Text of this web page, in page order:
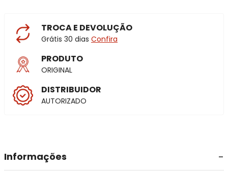
TROCA E DEVOLUÇÃO
Grátis 30 dias Confira
PRODUTO
ORIGINAL
DISTRIBUIDOR
AUTORIZADO
Informações